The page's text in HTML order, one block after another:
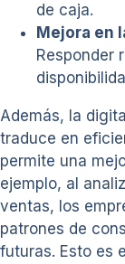
de caja.
Mejora en
Responder
Además, la
traduce en
permite una
ejemplo, al
ventas, los
patrones de
futuras. Esto es